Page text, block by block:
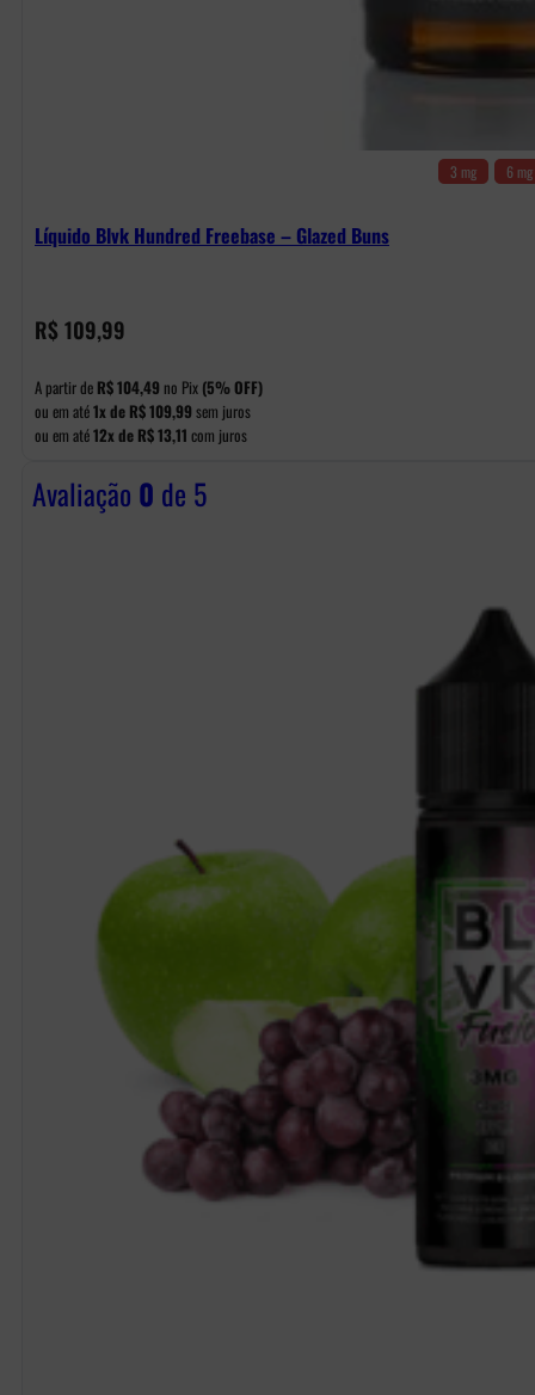
3 mg 6 mg
Líquido Blvk Hundred Freebase – Glazed Buns
R$ 109,99
A partir de R$104,49 no Pix (5% OFF)
ou em até1x de R$109,99 sem juros
ou em até12x de R$13,11 com juros
Avaliação 0 de 5